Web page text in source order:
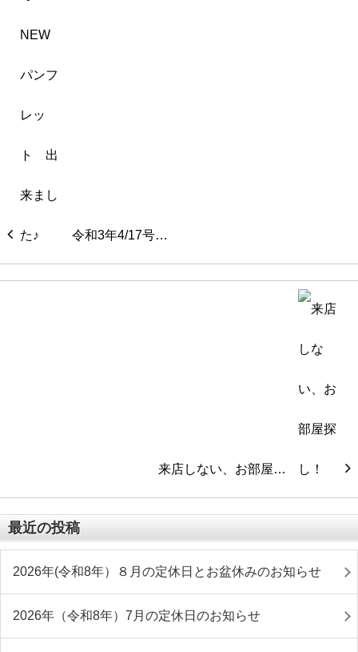
令和3年4/17号…
来店しない、お部屋…
最近の投稿
2026年(令和8年）８月の定休日とお盆休みのお知らせ
2026年（令和8年）7月の定休日のお知らせ